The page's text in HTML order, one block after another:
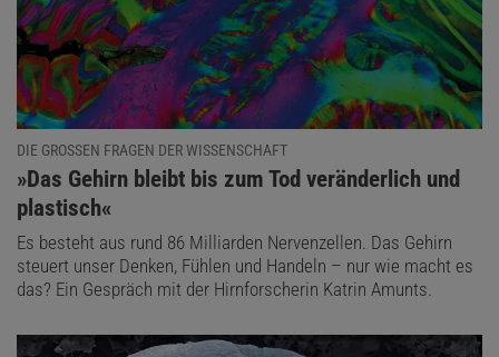
DIE GROSSEN FRAGEN DER WISSENSCHAFT
:
»Das Gehirn bleibt bis zum Tod veränderlich und
plastisch«
Es besteht aus rund 86 Milliarden Nervenzellen. Das Gehirn
steuert unser Denken, Fühlen und Handeln – nur wie macht es
das? Ein Gespräch mit der Hirnforscherin Katrin Amunts.